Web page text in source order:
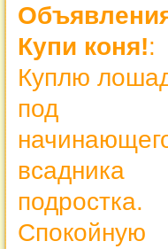
Купи коня!:
Куплю
под
всадника
подростка.
Спокойную